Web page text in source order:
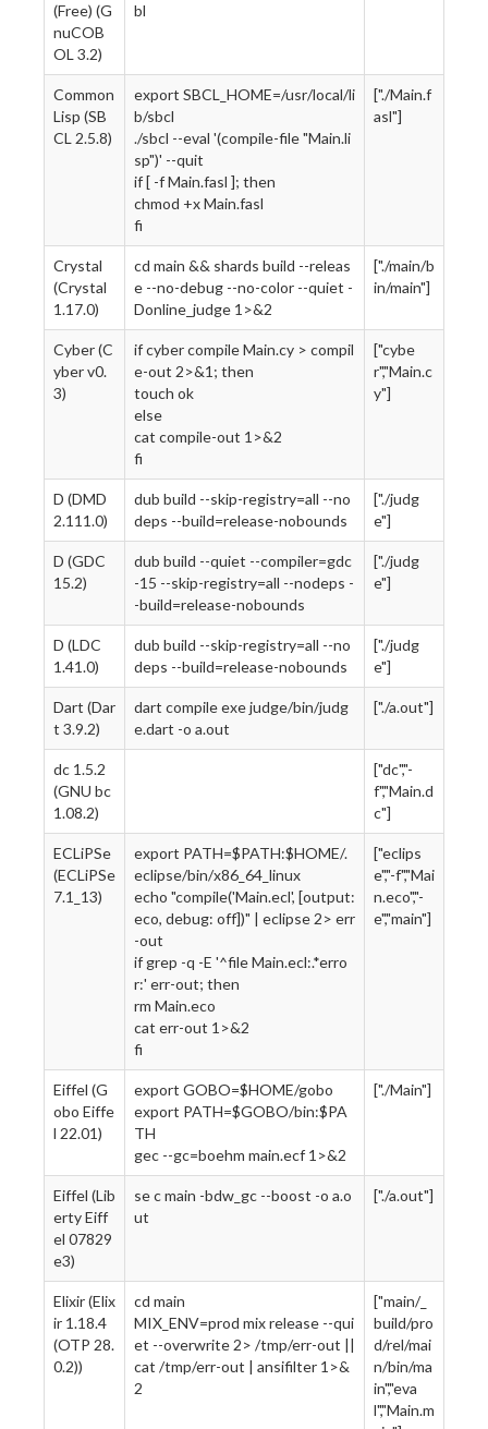
(Free) (G
nuCOB
OL 3.2)
bl
Common
Lisp (SB
CL 2.5.8)
export SBCL_HOME=/usr/local/li
b/sbcl
./sbcl --eval '(compile-file "Main.li
sp")' --quit
if [ -f Main.fasl ]; then
chmod +x Main.fasl
fi
["./Main.f
asl"]
Crystal
(Crystal
1.17.0)
cd main && shards build --releas
e --no-debug --no-color --quiet -
Donline_judge 1>&2
["./main/b
in/main"]
Cyber (C
yber v0.
3)
if cyber compile Main.cy > compil
e-out 2>&1; then
touch ok
else
cat compile-out 1>&2
fi
["cybe
r","Main.c
y"]
D (DMD
2.111.0)
dub build --skip-registry=all --no
deps --build=release-nobounds
["./judg
e"]
D (GDC
15.2)
dub build --quiet --compiler=gdc
-15 --skip-registry=all --nodeps -
-build=release-nobounds
["./judg
e"]
D (LDC
1.41.0)
dub build --skip-registry=all --no
deps --build=release-nobounds
["./judg
e"]
Dart (Dar
t 3.9.2)
dart compile exe judge/bin/judg
e.dart -o a.out
["./a.out"]
dc 1.5.2
(GNU bc
1.08.2)
["dc","-
f","Main.d
c"]
ECLiPSe
(ECLiPSe
7.1_13)
export PATH=$PATH:$HOME/.
eclipse/bin/x86_64_linux
echo "compile('Main.ecl', [output:
eco, debug: off])" | eclipse 2> err
-out
if grep -q -E '^file Main.ecl:.*erro
r:' err-out; then
rm Main.eco
cat err-out 1>&2
fi
["eclips
e","-f","Mai
n.eco","-
e","main"]
Eiffel (G
obo Eiffe
l 22.01)
export GOBO=$HOME/gobo
export PATH=$GOBO/bin:$PA
TH
gec --gc=boehm main.ecf 1>&2
["./Main"]
Eiffel (Lib
erty Eiff
el 07829
e3)
se c main -bdw_gc --boost -o a.o
ut
["./a.out"]
Elixir (Elix
ir 1.18.4
(OTP 28.
0.2))
cd main
MIX_ENV=prod mix release --qui
et --overwrite 2> /tmp/err-out ||
cat /tmp/err-out | ansifilter 1>&
2
["main/_
build/pro
d/rel/mai
n/bin/ma
in","eva
l","Main.m